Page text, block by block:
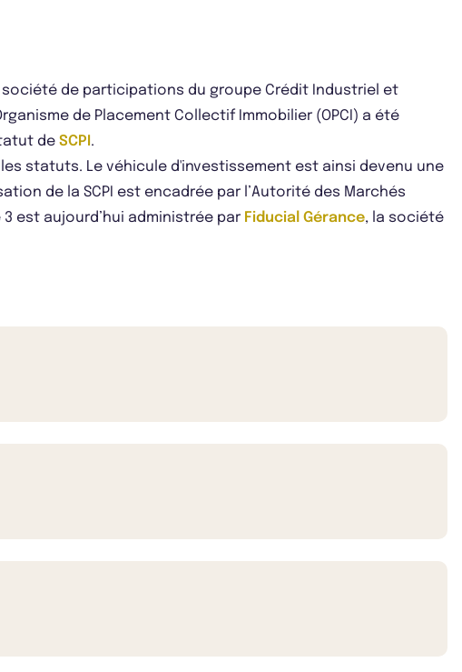
de participations du groupe Crédit Industriel et
de Placement Collectif Immobilier (OPCI) a été
de SCPI .
statuts. Le véhicule d'investissement est ainsi devenu une
de la SCPI est encadrée par l’Autorité des Marchés
est aujourd’hui administrée par Fiducial Gérance, la société